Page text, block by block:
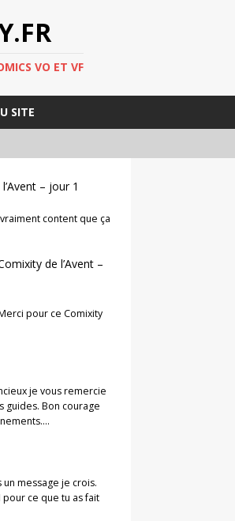
VO ET VF
SITE
– jour 1
content que ça
de l’Avent –
pour ce Comixity
je vous remercie
guides. Bon courage
message je crois.
pour ce que tu as fait